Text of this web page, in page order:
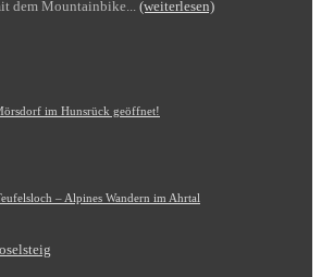
dem Mountainbike... (weiterlesen)
im Hunsrück geöffnet!
– Alpines Wandern im Ahrtal